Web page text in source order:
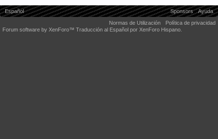
Español Sponsors
Ayuda
Normas de Utilización
Política de privacidad
Forum software by XenForo™ Traducción al Español por XenForo Hispano.